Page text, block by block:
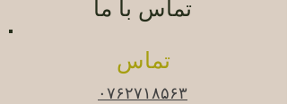
تماس با ما
تماس
۰۷۶۲۷۱۸۵۶۳